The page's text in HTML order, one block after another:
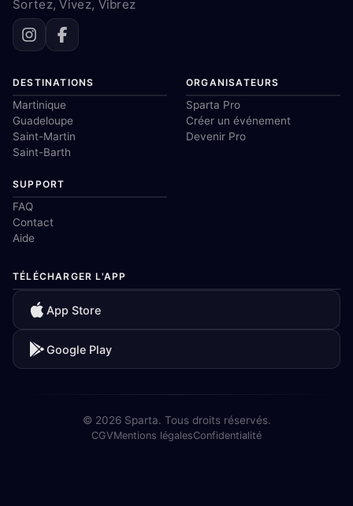
Sortez, Vivez, Vibrez
DESTINATIONS
Martinique
Guadeloupe
Saint-Martin
Saint-Barth
ORGANISATEURS
Sparta Pro
Créer un événement
Devenir Pro
SUPPORT
FAQ
Contact
Aide
TÉLÉCHARGER L'APP
App Store
Google Play
© 2026 Sparta. Tous droits réservés.
CGVMentions légalesConfidentialité